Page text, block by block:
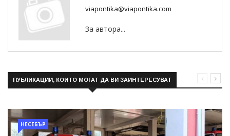
viapontika@viapontika.com
За автора...
ПУБЛИКАЦИИ, КОИТО МОГАТ ДА ВИ ЗАИНТЕРЕСУВАТ
НЕСЕБЪР